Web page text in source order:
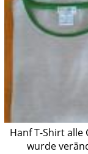
Hanf T-Shirt alle
wurde